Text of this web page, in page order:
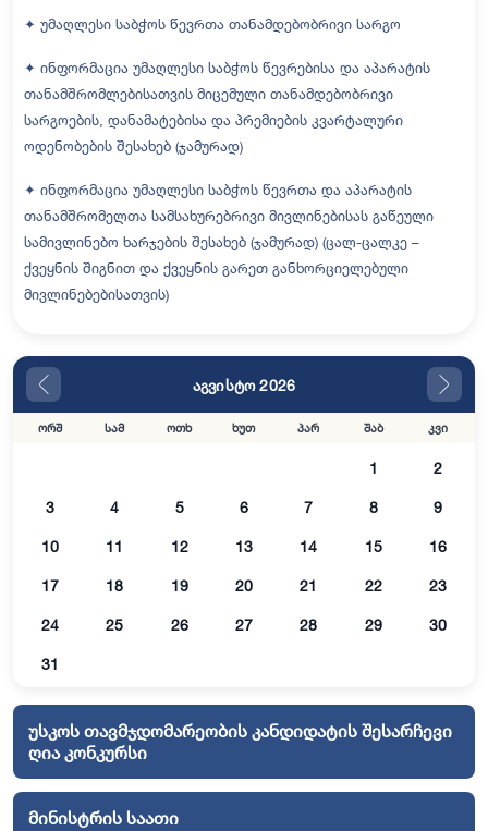
✦ უმაღლესი საბჭოს წევრთა თანამდებობრივი სარგო
✦ ინფორმაცია უმაღლესი საბჭოს წევრებისა და აპარატის
თანამშრომლებისათვის მიცემული თანამდებობრივი
სარგოების, დანამატებისა და პრემიების კვარტალური
ოდენობების შესახებ (ჯამურად)
✦ ინფორმაცია უმაღლესი საბჭოს წევრთა და აპარატის
თანამშრომელთა სამსახურებრივი მივლინებისას გაწეული
სამივლინებო ხარჯების შესახებ (ჯამურად) (ცალ-ცალკე –
ქვეყნის შიგნით და ქვეყნის გარეთ განხორციელებული
მივლინებებისათვის)
აგვისტო 2026
ორშ სამ ოთხ ხუთ პარ შაბ კვი
1 2
3 4 5 6 7 8 9
10 11 12 13 14 15 16
17 18 19 20 21 22 23
24 25 26 27 28 29 30
31
უსკოს თავმჯდომარეობის კანდიდატის შესარჩევი
ღია კონკურსი
მინისტრის საათი